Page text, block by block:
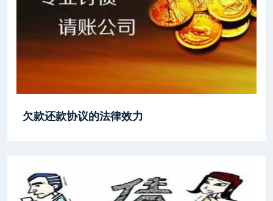
欠款还款协议的法律效力